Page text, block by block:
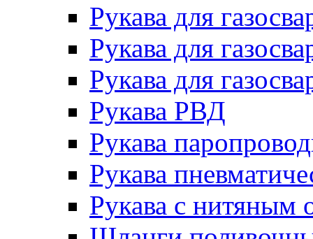
Рукава для
Рукава для
Рукава для
Рукава РВД
Рукава
Рукава
Рукава с нитяным